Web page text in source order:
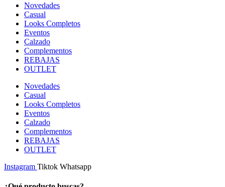
Novedades
Casual
Looks Completos
Eventos
Calzado
Complementos
REBAJAS
OUTLET
Novedades
Casual
Looks Completos
Eventos
Calzado
Complementos
REBAJAS
OUTLET
Instagram Tiktok Whatsapp